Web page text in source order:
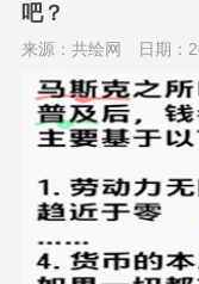
吧？
来源：共绘网 日期：